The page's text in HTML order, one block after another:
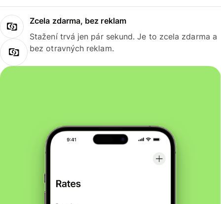
Zcela zdarma, bez reklam
Stažení trvá jen pár sekund. Je to zcela zdarma a
bez otravných reklam.